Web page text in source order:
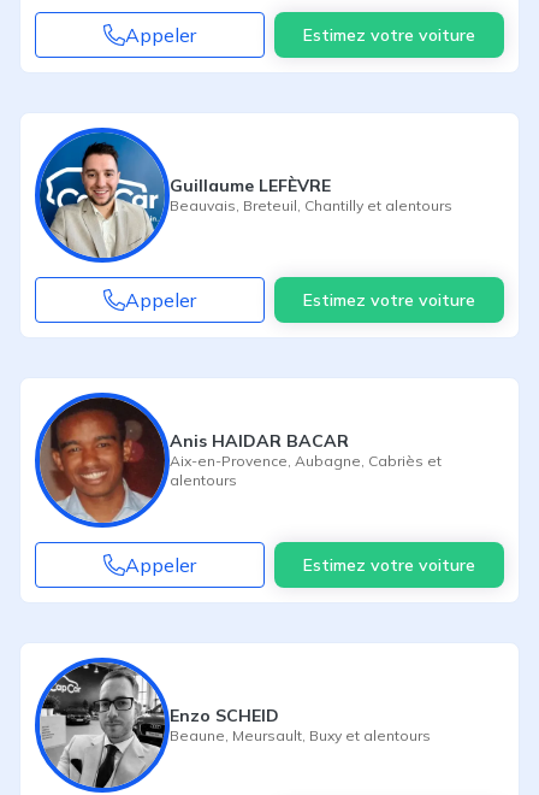
Appeler Estimez votre voiture
Guillaume LEFÈVRE
Beauvais Breteuil Chantilly et alentours
Appeler Estimez votre voiture
Anis HAIDAR BACAR
Aix-en-Provence Aubagne Cabriès et
alentours
Appeler Estimez votre voiture
Enzo SCHEID
Beaune Meursault Buxy et alentours